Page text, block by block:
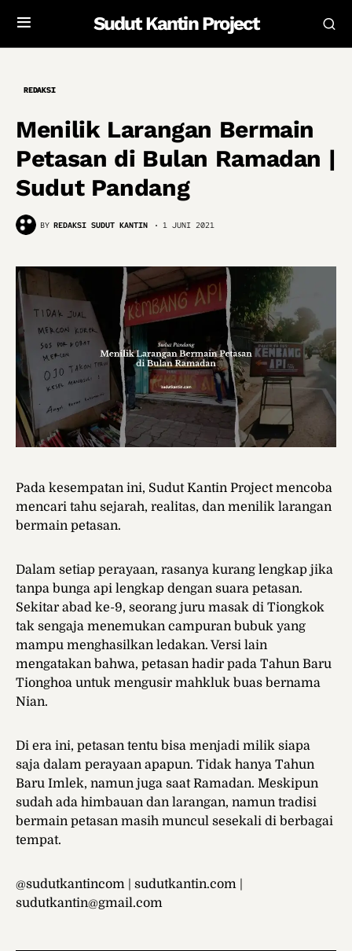
Sudut Kantin Project
REDAKSI
Menilik Larangan Bermain
Petasan di Bulan Ramadan |
Sudut Pandang
BY REDAKSI SUDUT KANTIN 1 JUNI 2021
Pada kesempatan ini, Sudut Kantin Project mencoba
mencari tahu sejarah, realitas, dan menilik larangan
bermain petasan.
Dalam setiap perayaan, rasanya kurang lengkap jika
tanpa bunga api lengkap dengan suara petasan.
Sekitar abad ke-9, seorang juru masak di Tiongkok
tak sengaja menemukan campuran bubuk yang
mampu menghasilkan ledakan. Versi lain
mengatakan bahwa, petasan hadir pada Tahun Baru
Tionghoa untuk mengusir mahkluk buas bernama
Nian.
Di era ini, petasan tentu bisa menjadi milik siapa
saja dalam perayaan apapun. Tidak hanya Tahun
Baru Imlek, namun juga saat Ramadan. Meskipun
sudah ada himbauan dan larangan, namun tradisi
bermain petasan masih muncul sesekali di berbagai
tempat.
@sudutkantincom | sudutkantin.com |
sudutkantin@gmail.com